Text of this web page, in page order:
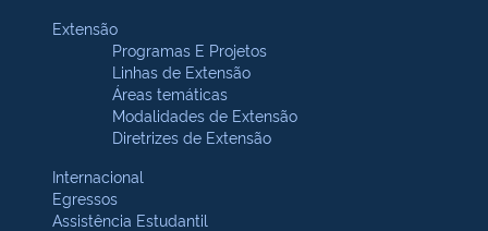
Extensão
Programas E Projetos
Linhas de Extensão
Áreas temáticas
Modalidades de Extensão
Diretrizes de Extensão
Internacional
Egressos
Assistência Estudantil